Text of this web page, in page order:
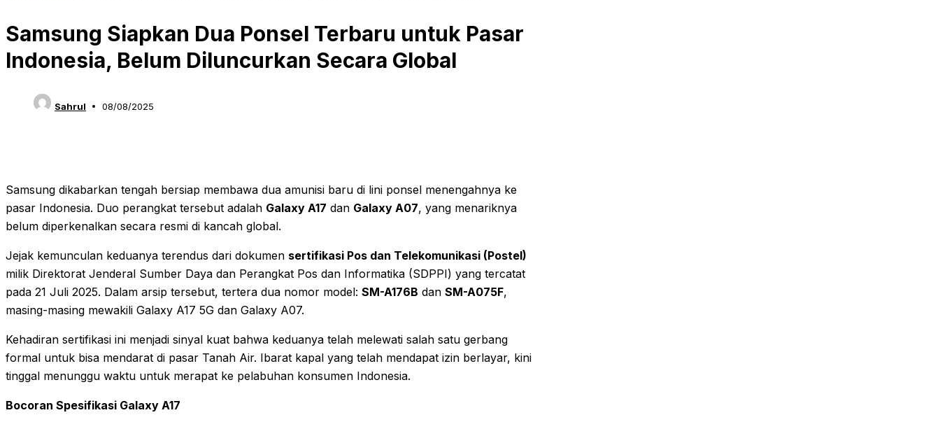
Samsung Siapkan Dua Ponsel Terbaru untuk Pasar
Indonesia, Belum Diluncurkan Secara Global
Sahrul 08/08/2025
Samsung dikabarkan tengah bersiap membawa dua amunisi baru di lini ponsel menengahnya ke
pasar Indonesia. Duo perangkat tersebut adalah Galaxy A17 dan Galaxy A07, yang menariknya
belum diperkenalkan secara resmi di kancah global.
Jejak kemunculan keduanya terendus dari dokumen sertifikasi Pos dan Telekomunikasi (Postel)
milik Direktorat Jenderal Sumber Daya dan Perangkat Pos dan Informatika (SDPPI) yang tercatat
pada 21 Juli 2025. Dalam arsip tersebut, tertera dua nomor model: SM-A176B dan SM-A075F,
masing-masing mewakili Galaxy A17 5G dan Galaxy A07.
Kehadiran sertifikasi ini menjadi sinyal kuat bahwa keduanya telah melewati salah satu gerbang
formal untuk bisa mendarat di pasar Tanah Air. Ibarat kapal yang telah mendapat izin berlayar, kini
tinggal menunggu waktu untuk merapat ke pelabuhan konsumen Indonesia.
Bocoran Spesifikasi Galaxy A17